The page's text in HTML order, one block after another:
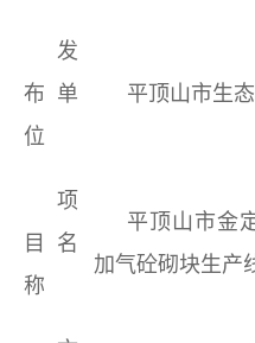
发
布单
位
平顶山市生
项
目名
称
平顶山市金
加气砼砌块生产